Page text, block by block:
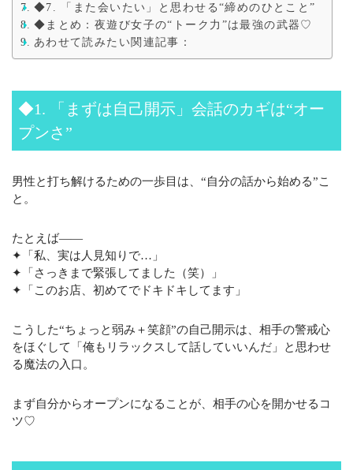
◆7. 「また会いたい」と思わせる“締めのひとこと”
◆まとめ：夜遊び女子の“トーク力”は最強の武器♡
あわせて読みたい関連記事：
◆1. 「まずは自己開示」会話のカギは“オー
プンさ”
男性と打ち解けるための一歩目は、“自分の話から始める”こ
と。
たとえば——
✦「私、実は人見知りで…」
✦「さっきまで緊張してました（笑）」
✦「このお店、初めてでドキドキしてます」
こうした“ちょっと弱み＋笑顔”の自己開示は、相手の警戒心
をほぐして「俺もリラックスして話していいんだ」と思わせ
る魔法の入口。
まず自分からオープンになることが、相手の心を開かせるコ
ツ♡